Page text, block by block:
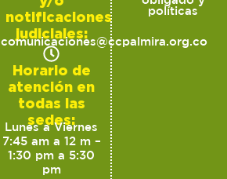
notificaciones
judiciales:
comunicaciones@ccpalmira.org.co
Horario de
atención en
todas las
sedes:
Lunes a Viernes
7:45 am a 12 m –
1:30 pm a 5:30
pm
políticas